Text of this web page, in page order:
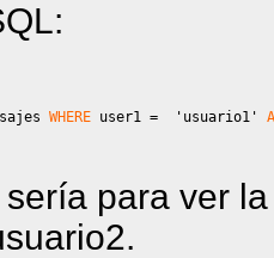
WHERE user1 = 'usuario1'
para ver